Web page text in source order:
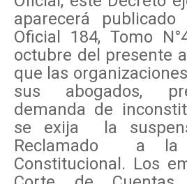
aparecerá
Oficial 184, Tomo
octubre del presente
que las
sus abogados,
demanda de
se exija la
Reclamado a
Constitucional. Los